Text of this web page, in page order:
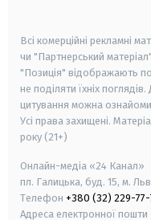
Всі комерційні рекламні
чи "Партнерський
"Позиція" відображають
не поділяти їхніх
цитування можна
Усі права захищені.
року (21+)
Онлайн-медіа «24 Канал»
пл. Галицька, буд. 15, м.
Телефон +380 (32) 229-77-
Адреса електронної